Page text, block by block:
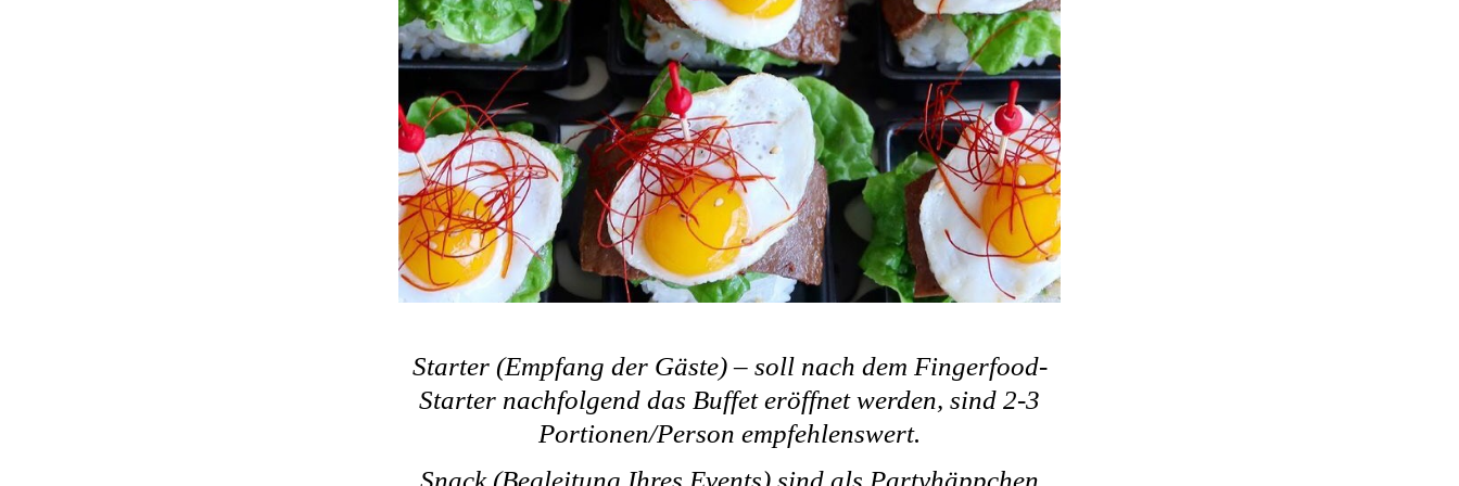
Starter (Empfang der Gäste) – soll nach dem Fingerfood-
Starter nachfolgend das Buffet eröffnet werden, sind 2-3
Portionen/Person empfehlenswert.
Snack (Begleitung Ihres Events) sind als Partyhäppchen